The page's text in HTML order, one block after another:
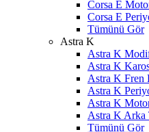
Corsa E
Corsa E
Tümünü Gör
Astra K
Astra K
Astra K
Astra K Fren
Astra K
Astra K
Astra K Arka
Tümünü Gör